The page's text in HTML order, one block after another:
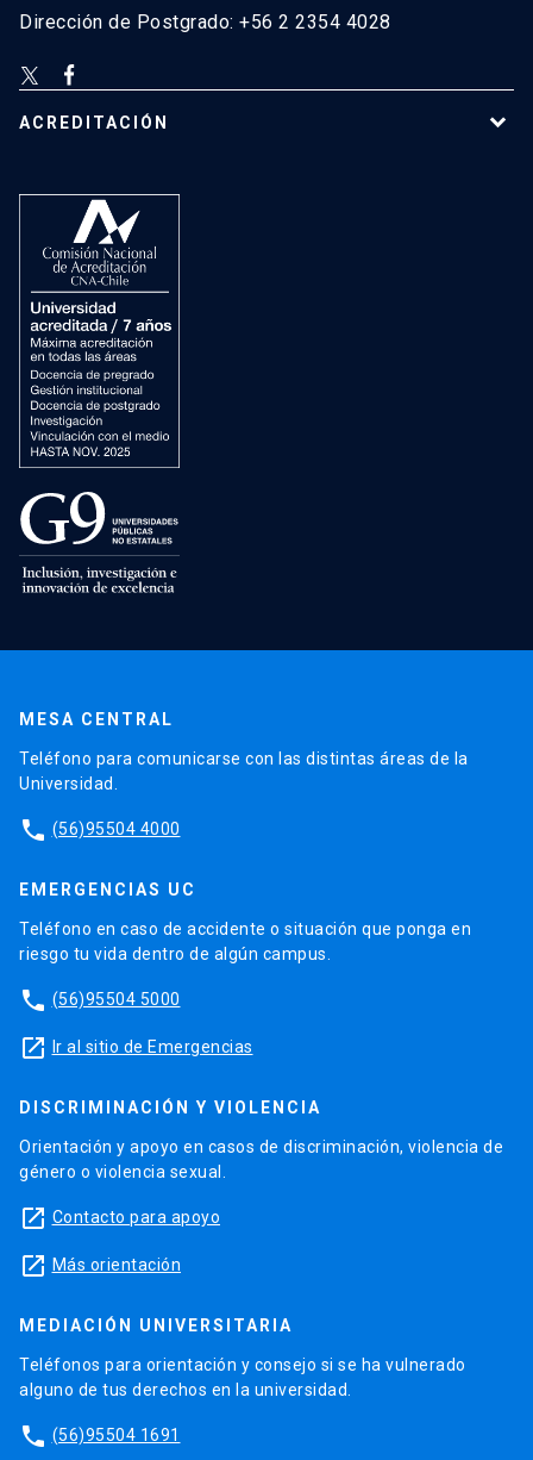
Dirección de Postgrado: +56 2 2354 4028
ACREDITACIÓN
MESA CENTRAL
Teléfono para comunicarse con las distintas áreas de la
Universidad.
phone (56)95504 4000
EMERGENCIAS UC
Teléfono en caso de accidente o situación que ponga en
riesgo tu vida dentro de algún campus.
phone (56)95504 5000
launch Ir al sitio de Emergencias
DISCRIMINACIÓN Y VIOLENCIA
Orientación y apoyo en casos de discriminación, violencia de
género o violencia sexual.
launch Contacto para apoyo
launch Más orientación
MEDIACIÓN UNIVERSITARIA
Teléfonos para orientación y consejo si se ha vulnerado
alguno de tus derechos en la universidad.
phone (56)95504 1691